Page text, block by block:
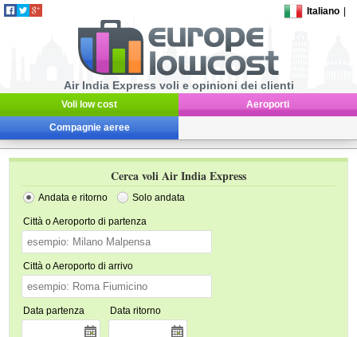
Italiano
Air India Express voli e opinioni dei clienti
Voli low cost Aeroporti
Compagnie aeree
Cerca voli Air India Express
Andata e ritorno Solo andata
Città o Aeroporto di partenza
Città o Aeroporto di arrivo
Data partenza Data ritorno